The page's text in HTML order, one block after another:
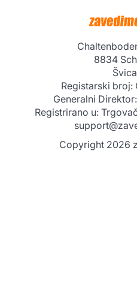
8834
Registarski broj:
Generalni
Registrirano u:
Copyright 2026